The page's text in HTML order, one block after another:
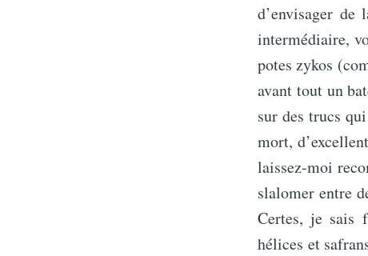
d’envisager
intermédiaire,
potes zykos
avant tout un
sur des trucs
mort,
laissez-moi
slalomer entre
Certes, je sais
hélices et